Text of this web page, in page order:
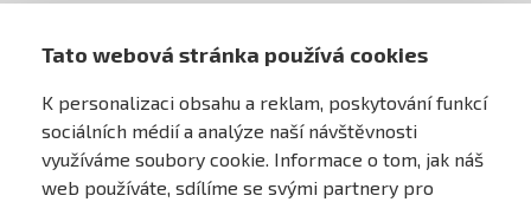
Tato webová stránka používá cookies
K personalizaci obsahu a reklam, poskytování funkcí
sociálních médií a analýze naší návštěvnosti
využíváme soubory cookie. Informace o tom, jak náš
web používáte, sdílíme se svými partnery pro
PRO ZÁKAZNÍKY
MŮJ ÚČET
ONLINE PLATEBNÍ BRÁNA